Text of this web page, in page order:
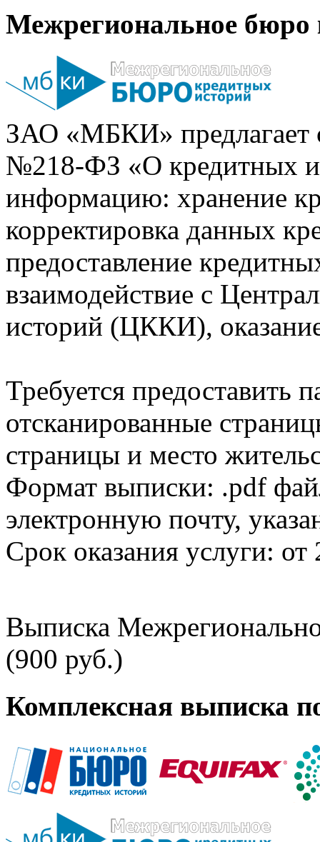
Межрегиональное бюро
ЗАО «МБКИ» предлагает
№218-ФЗ «О кредитных
информацию: хранение
корректировка данных
предоставление
взаимодействие с
историй (ЦККИ),
Требуется предоставить
отсканированные
страницы и место
Формат выписки: .pdf
электронную почту,
Срок оказания услуги: от
Выписка
(900 руб.)
Комплексная выписка